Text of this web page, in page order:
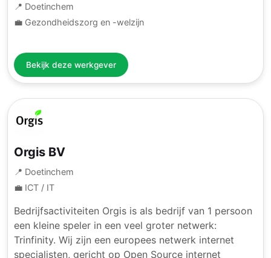
📍 Doetinchem
💼 Gezondheidszorg en -welzijn
Bekijk deze werkgever
Orgis BV
📍 Doetinchem
💼 ICT / IT
Bedrijfsactiviteiten Orgis is als bedrijf van 1 persoon
een kleine speler in een veel groter netwerk:
Trinfinity. Wij zijn een europees netwerk internet
specialisten, gericht op Open Source internet